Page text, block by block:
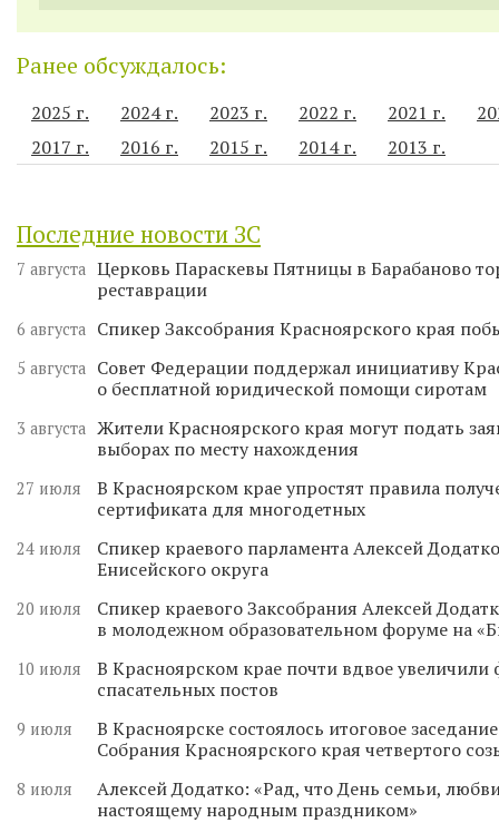
Ранее обсуждалось:
2025 г. 2024 г. 2023 г. 2022 г. 2021 г.
2017 г.
2016 г. 2015 г. 2014 г. 2013 г.
Последние новости ЗС
7 августа Церковь Параскевы Пятницы в Барабаново
реставрации
6 августа Спикер Заксобрания Красноярского края
5 августа
Совет Федерации поддержал инициативу
о бесплатной юридической помощи сиротам
3 августа Жители Красноярского края могут подать
выборах по месту нахождения
27 июля
В Красноярском крае упростят правила
сертификата для многодетных
24 июля
Спикер краевого парламента Алексей
Енисейского округа
20 июля
Спикер краевого Заксобрания Алексей
в молодежном образовательном форуме на
10 июля
В Красноярском крае почти вдвое
спасательных постов
9 июля
В Красноярске состоялось итоговое
Собрания Красноярского края четвертого
8 июля
Алексей Додатко: «Рад, что День семьи,
настоящему народным праздником»